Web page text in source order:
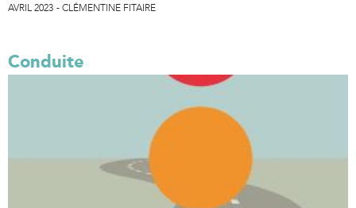
AVRIL 2023 CLÉMENTINE FITAIRE
Conduite